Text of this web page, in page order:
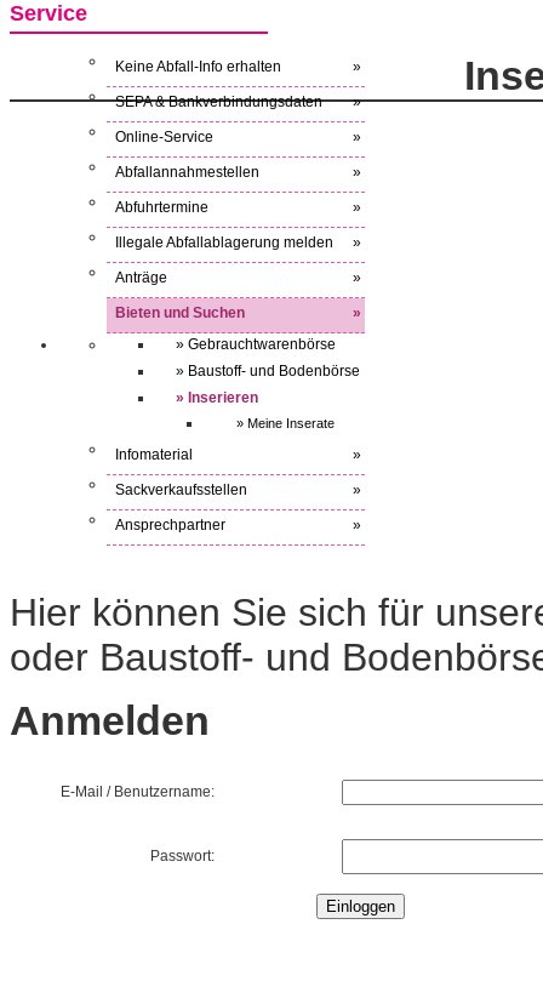
Service
Keine Abfall-Info erhalten »
SEPA & Bankverbindungsdaten »
Online-Service »
Abfallannahmestellen »
Abfuhrtermine »
Illegale Abfallablagerung melden »
Anträge »
Bieten und Suchen
»
» Gebrauchtwarenbörse
» Baustoff- und Bodenbörse
» Inserieren
» Meine Inserate
Infomaterial »
Sackverkaufsstellen »
Ansprechpartner »
Hier können Sie sich für
oder Baustoff- und
Anmelden
E-Mail / Benutzername:
Passwort: